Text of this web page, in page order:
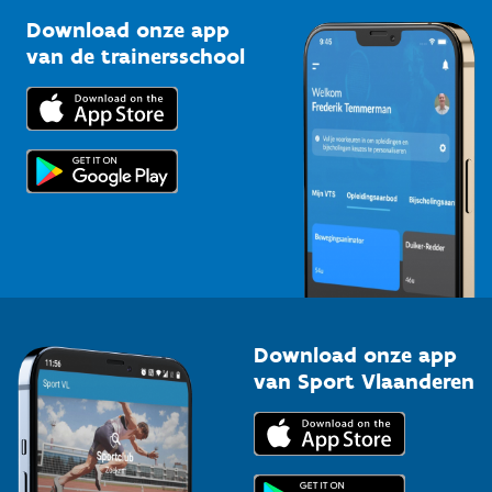
Bedrijven
Trainers en begeleiders
Topsporters
Kennisplatform
Downloads
Voor de pers
Download onze app
van de trainersschool
Download onze app
van Sport Vlaanderen